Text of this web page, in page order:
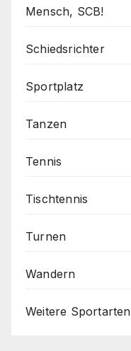
Mensch, SCB!
Schiedsrichter
Sportplatz
Tanzen
Tennis
Tischtennis
Turnen
Wandern
Weitere Sportarten